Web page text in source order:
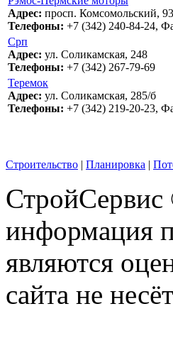
Адрес: просп. Комсомольский, 93
Телефоны: +7 (342) 240-84-24,
Срп
Адрес: ул. Соликамская, 248
Телефоны: +7 (342) 267-79-69
Теремок
Адрес: ул. Соликамская, 285/б
Телефоны: +7 (342) 219-20-23,
Строительство | Планировка |
информация
являются
сайта не